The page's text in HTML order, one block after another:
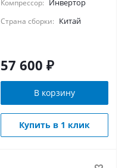
Компрессор: Инвертор
Страна сборки: Китай
57 600 ₽
В корзину
Купить в 1 клик